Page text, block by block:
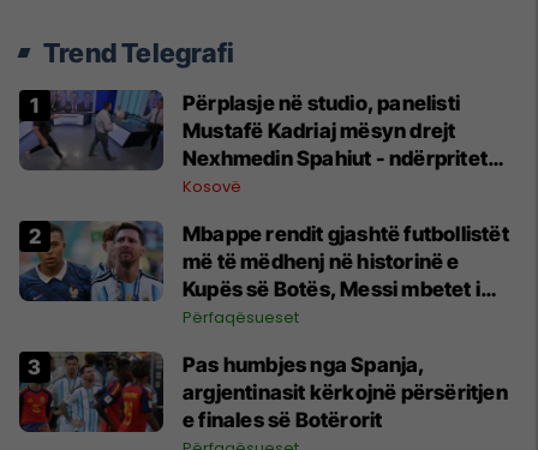
Trend Telegrafi
Përplasje në studio, panelisti
Mustafë Kadriaj mësyn drejt
Nexhmedin Spahiut - ndërpritet
transmetimi
Kosovë
Mbappe rendit gjashtë futbollistët
më të mëdhenj në historinë e
Kupës së Botës, Messi mbetet i
dyti
Përfaqësueset
Pas humbjes nga Spanja,
argjentinasit kërkojnë përsëritjen
e finales së Botërorit